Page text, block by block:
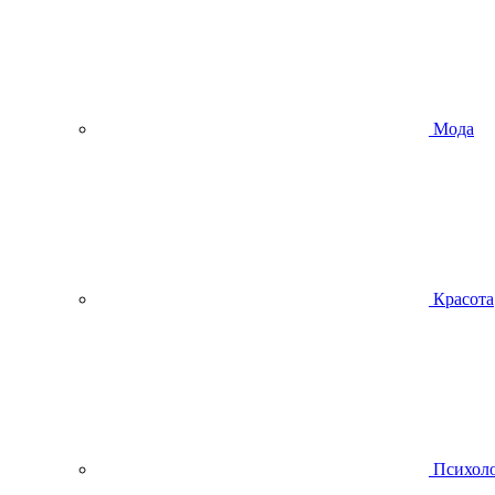
Мода
Красота